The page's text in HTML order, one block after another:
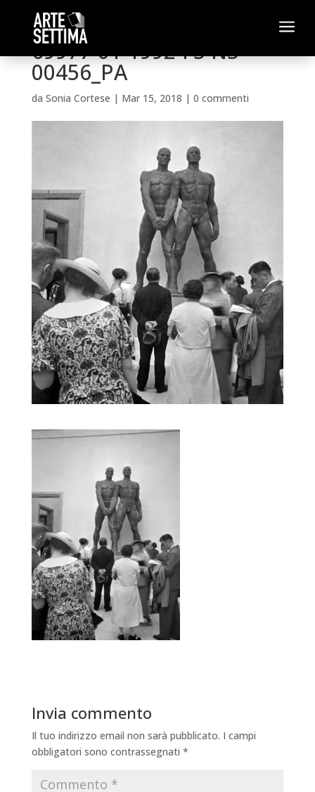
a
69977-01-1992-FS-NS-
00456_PA
da Sonia Cortese | Mar 15, 2018 | 0 commenti
Invia commento
Il tuo indirizzo email non sarà pubblicato. I campi
obbligatori sono contrassegnati *